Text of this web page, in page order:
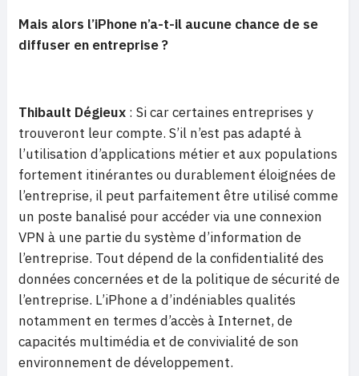
Mais alors l’iPhone n’a-t-il aucune chance de se
diffuser en entreprise ?
Thibault Dégieux : Si car certaines entreprises y
trouveront leur compte. S’il n’est pas adapté à
l’utilisation d’applications métier et aux populations
fortement itinérantes ou durablement éloignées de
l’entreprise, il peut parfaitement être utilisé comme
un poste banalisé pour accéder via une connexion
VPN à une partie du système d’information de
l’entreprise. Tout dépend de la confidentialité des
données concernées et de la politique de sécurité de
l’entreprise. L’iPhone a d’indéniables qualités
notamment en termes d’accès à Internet, de
capacités multimédia et de convivialité de son
environnement de développement.